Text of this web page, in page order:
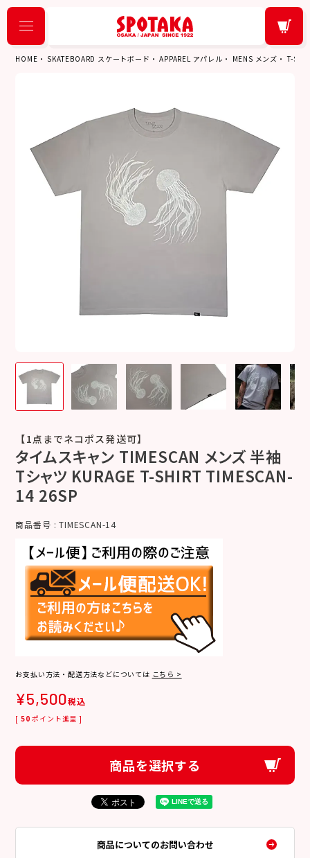
HOME SKATEBOARD スケートボード APPAREL アパレル MENS メンズ T-
【1点までネコポス発送可】
タイムスキャン TIMESCAN メンズ 半袖
Tシャツ KURAGE T-SHIRT TIMESCAN-
14 26SP
商品番号 TIMESCAN-14
お支払い方法・配送方法などについては こちら >
¥5,500税込
[ 50 ポイント進呈 ]
商品を選択する
商品についてのお問い合わせ